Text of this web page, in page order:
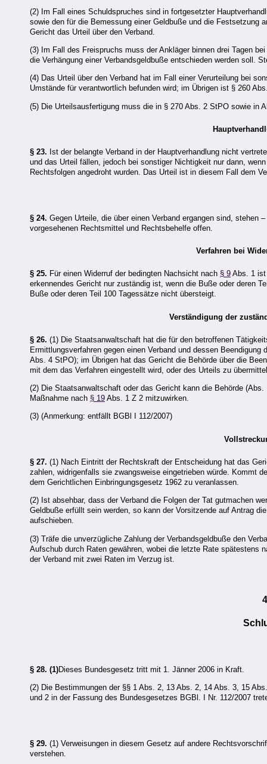
(2) Im Fall eines Schuldspruches sind in fortgesetzter
sowie den für die Bemessung einer Geldbuße und die Festsetzung
Gericht das Urteil über den Verband.
(3) Im Fall des Freispruchs muss der Ankläger binnen drei Tagen
die Verhängung einer Verbandsgeldbuße entschieden werden soll.
(4) Das Urteil über den Verband hat im Fall einer Verurteilung bei
Umstände für verantwortlich befunden wird; im Übrigen ist § 260
(5) Die Urteilsausfertigung muss die in § 270 Abs. 2 StPO sowie in
§ 23. Ist der belangte Verband in der Hauptverhandlung nicht
und das Urteil fällen, jedoch bei sonstiger Nichtigkeit nur dann,
Rechtsfolgen angedroht wurden. Das Urteil ist in diesem Fall dem
§ 24. Gegen Urteile, die über einen Verband ergangen sind, stehen
vorgesehenen Rechtsmittel und Rechtsbehelfe offen.
Verfahren bei
§ 25. Für einen Widerruf der bedingten Nachsicht nach § 9 Abs. 1 ist
erkennendes Gericht nur zuständig ist, wenn die Buße oder deren
Buße oder deren Teil 100 Tagessätze nicht übersteigt.
Verständigung der
§ 26. (1) Die Staatsanwaltschaft hat die für den betroffenen
Ermittlungsverfahren gegen einen Verband und dessen
Abs. 4 StPO); im Übrigen hat das Gericht die Behörde über die
mit dem das Verfahren eingestellt wird, oder des Urteils zu
(2) Die Staatsanwaltschaft oder das Gericht kann die Behörde
Maßnahme nach § 19 Abs. 1 Z 2 mitzuwirken.
(3) (Anmerkung: entfällt BGBl I 112/2007)
§ 27. (1) Nach Eintritt der Rechtskraft der Entscheidung hat das
zahlen, widrigenfalls sie zwangsweise eingetrieben würde. Kommt
dem Gerichtlichen Einbringungsgesetz 1962 zu veranlassen.
(2) Ist absehbar, dass der Verband die Folgen der Tat gutmachen
Geldbuße erfüllt sein werden, so kann der Vorsitzende auf Antrag
aufschieben.
(3) Träfe die unverzügliche Zahlung der Verbandsgeldbuße den
Aufschub durch Raten gewähren, wobei die letzte Rate spätestens
der Verband mit zwei Raten im Verzug ist.
§ 28. (1)Dieses Bundesgesetz tritt mit 1. Jänner 2006 in Kraft.
(2) Die Bestimmungen der §§ 1 Abs. 2, 13 Abs. 2, 14 Abs. 3, 15
und 2 in der Fassung des Bundesgesetzes BGBl. I Nr. 112/2007
§ 29. (1) Verweisungen in diesem Gesetz auf andere
verstehen.